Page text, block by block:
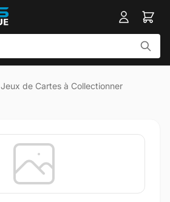
Jeux de Cartes à Collectionner